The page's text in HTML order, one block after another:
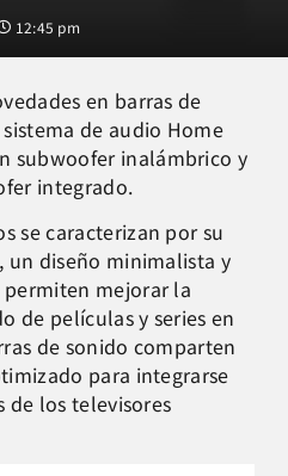
12:45 pm
en barras de
de audio Home
subwoofer inalámbrico y
integrado.
se caracterizan por su
un diseño minimalista y
mejorar la
de películas y series en
de sonido comparten
para integrarse
de los televisores